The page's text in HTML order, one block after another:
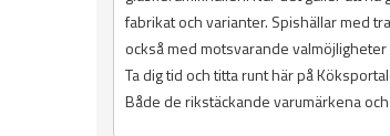
fabrikat och varianter. Spishällar med
också med motsvarande
Ta dig tid och titta runt här på
Både de rikstäckande varumärkena